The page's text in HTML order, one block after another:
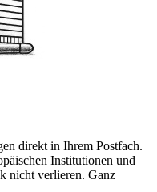
direkt in Ihrem Postfach.
Institutionen und
nicht verlieren. Ganz